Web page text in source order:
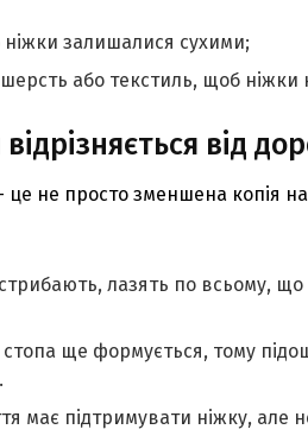
ніжки залишалися сухими;
або текстиль, щоб ніжки
від
це не просто зменшена копія
стрибають, лазять по всьому,
ще формується, тому
має підтримувати ніжку, але